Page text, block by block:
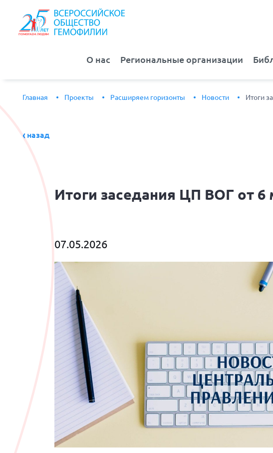
О нас Региональные организации
Главная Проекты Расширяем горизонты Новости Итоги
назад
Итоги заседания ЦП ВОГ от 6
07.05.2026